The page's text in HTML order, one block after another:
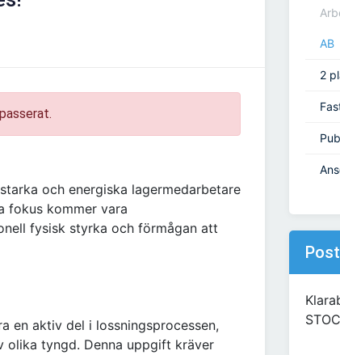
och energiska lagermedarbetare
fokus kommer vara
fysisk styrka och förmågan att
en aktiv del i lossningsprocessen,
tyngd. Denna uppgift kräver
AB
2